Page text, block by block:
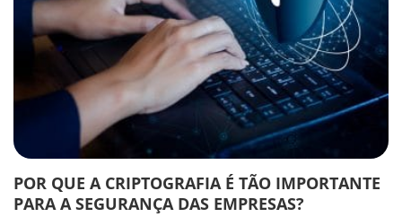
POR QUE A CRIPTOGRAFIA É TÃO IMPORTANTE
PARA A SEGURANÇA DAS EMPRESAS?